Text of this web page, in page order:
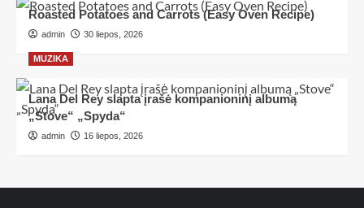
Roasted Potatoes and Carrots (Easy Oven Recipe)
admin 30 liepos, 2026
MUZIKA
Lana Del Rey slapta įrašė kompanioninį albumą
„Stove“ „Spyda“
admin 16 liepos, 2026